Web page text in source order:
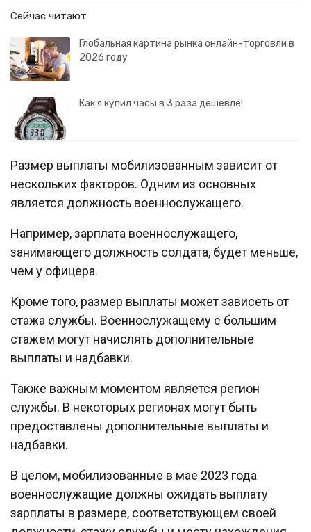
Сейчас читают
Глобальная картина рынка онлайн-торговли в
2026 году
Как я купил часы в 3 раза дешевле!
Размер выплаты мобилизованным зависит от
нескольких факторов. Одним из основных
является должность военнослужащего.
Например, зарплата военнослужащего,
занимающего должность солдата, будет меньше,
чем у офицера.
Кроме того, размер выплаты может зависеть от
стажа службы. Военнослужащему с большим
стажем могут начислять дополнительные
выплаты и надбавки.
Также важным моментом является регион
службы. В некоторых регионах могут быть
предоставлены дополнительные выплаты и
надбавки.
В целом, мобилизованные в мае 2023 года
военнослужащие должны ожидать выплату
зарплаты в размере, соответствующем своей